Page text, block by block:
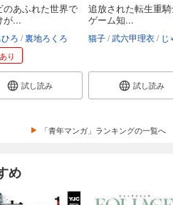
のあふれた世界で
が...
ろ 裏地ろくろ
り
試し読み
追放された転生重
ゲーム知...
猫子 武六甲理衣 じゃ
試し読み
「青年マンガ」ランキングの一覧へ
め